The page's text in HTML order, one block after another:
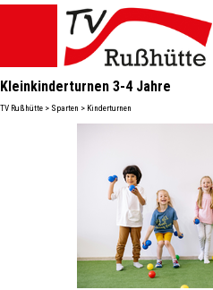
Direkt zum Seiteninhalt
Menü überspringen
Kleinkinderturnen 3-4 Jahre
TV Rußhütte > Sparten > Kinderturnen